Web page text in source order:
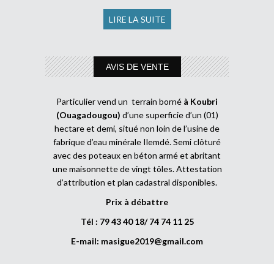
LIRE LA SUITE
AVIS DE VENTE
Particulier vend un terrain borné à Koubri
(Ouagadougou) d’une superficie d’un (01)
hectare et demi, situé non loin de l’usine de
fabrique d’eau minérale Ilemdé. Semi clôturé
avec des poteaux en béton armé et abritant
une maisonnette de vingt tôles. Attestation
d’attribution et plan cadastral disponibles.
Prix à débattre
Tél : 79 43 40 18/ 74 74 11 25
E-mail: masigue2019@gmail.com